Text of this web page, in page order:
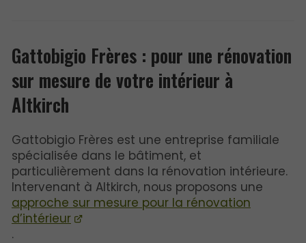
Gattobigio Frères : pour une rénovation
sur mesure de votre intérieur à
Altkirch
Gattobigio Frères est une entreprise familiale
spécialisée dans le bâtiment, et
particulièrement dans la rénovation intérieure.
Intervenant à Altkirch, nous proposons une
approche sur mesure pour la rénovation
d’intérieur
.